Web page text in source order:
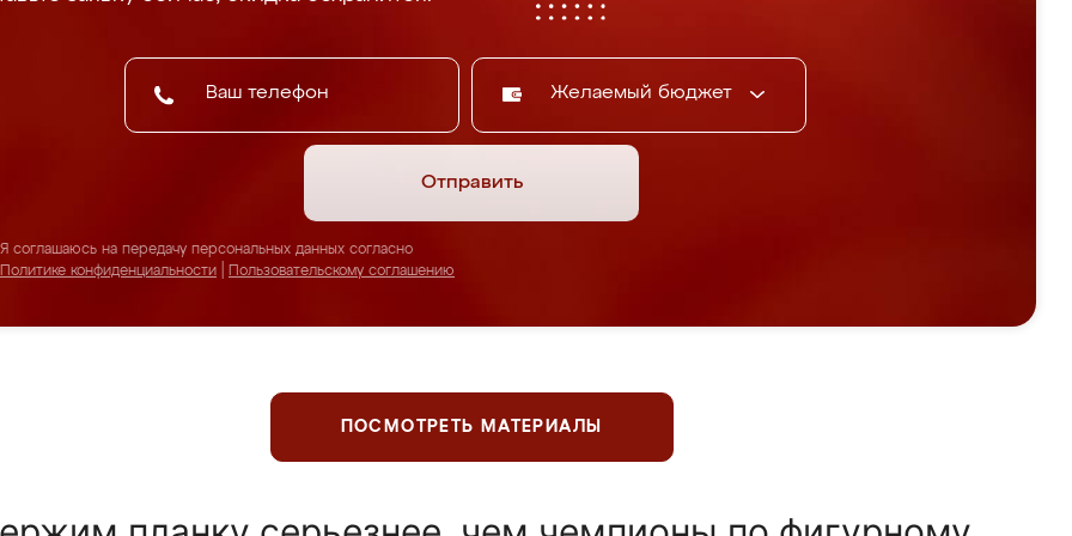
Желаемый бюджет
Отправить
Я соглашаюсь на передачу персональных данных согласно
Политике конфиденциальности
Пользовательскому соглашению
ПОСМОТРЕТЬ МАТЕРИАЛЫ